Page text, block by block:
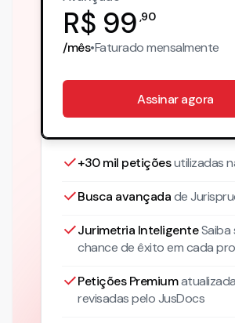
R$ 99 ,90
/mês•Faturadomensalmente
Assinar agora
+30 mil petiçõesutilizadas
Busca avançadade
Jurimetria InteligenteSaiba
chance de êxito em cada
Petições Premium
revisadas pelo JusDocs